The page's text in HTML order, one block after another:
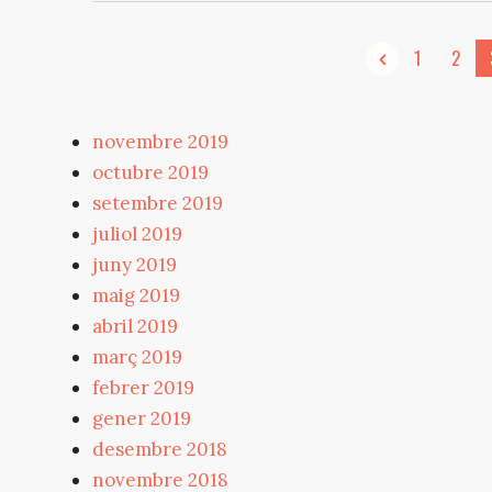
1 2
novembre 2019
octubre 2019
setembre 2019
juliol 2019
juny 2019
maig 2019
abril 2019
març 2019
febrer 2019
gener 2019
desembre 2018
novembre 2018